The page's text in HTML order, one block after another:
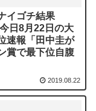
イゴチ結果
日8月22日の大
速報「田中圭が
賞で最下位自腹
2019.08.22